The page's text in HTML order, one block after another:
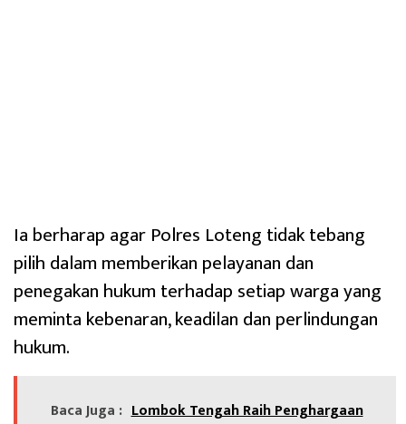
Ia berharap agar Polres Loteng tidak tebang
pilih dalam memberikan pelayanan dan
penegakan hukum terhadap setiap warga yang
meminta kebenaran, keadilan dan perlindungan
hukum.
Baca Juga : Lombok Tengah Raih Penghargaan